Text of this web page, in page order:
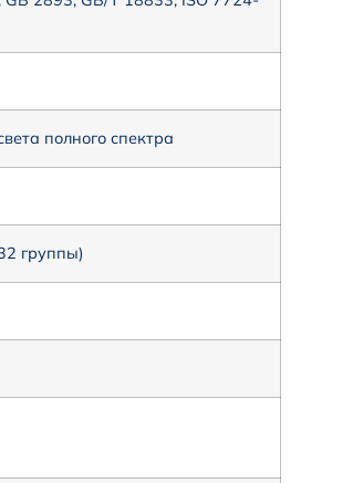
полного спектра
группы)